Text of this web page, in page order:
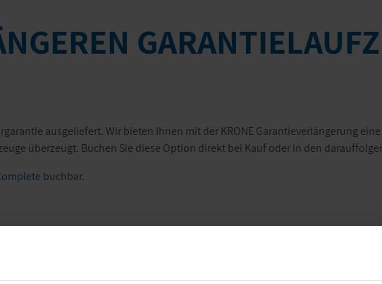
ausgeliefert. Wir bieten Ihnen mit der KRONE Garantieverlängerung
überzeugt. Buchen Sie diese Option direkt bei Kauf oder in den
buchbar.